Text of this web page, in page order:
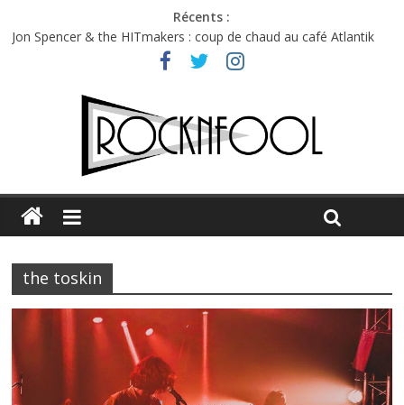
Récents :
Jon Spencer & the HITmakers : coup de chaud au café Atlantik
Hellfest 2026 vendredi : température et émotions en hausse
Hellfest 2026 jeudi : impossible de choisir entre chaleur et bonne
Première édition du Midgard Festival : entre bière, métal et
Charlie Puth à l’Olympia : la leçon de pop du Professeur Puth
the toskin